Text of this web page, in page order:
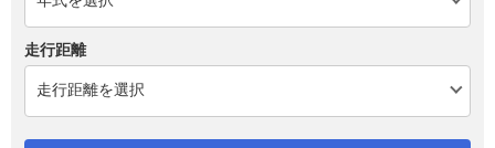
走行距離